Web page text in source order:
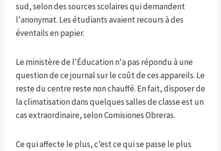
sud, selon des sources scolaires qui demandent
l'anonymat. Les étudiants avaient recours à des
éventails en papier.
Le ministère de l'Éducation n'a pas répondu à une
question de ce journal sur le coût de ces appareils. Le
reste du centre reste non chauffé. En fait, disposer de
la climatisation dans quelques salles de classe est un
cas extraordinaire, selon Comisiones Obreras.
Ce qui affecte le plus, c’est ce qui se passe le plus